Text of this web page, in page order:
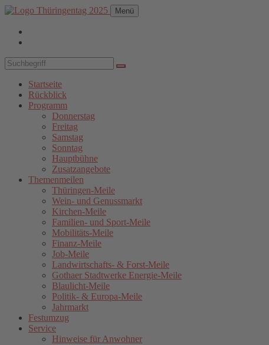
Menü
Startseite
Rückblick
Programm
Donnerstag
Freitag
Samstag
Sonntag
Hauptbühne
Zusatzangebote
Themenmeilen
Thüringen-Meile
Wein- und Genussmarkt
Kirchen-Meile
Familien- und Sport-Meile
Mobilitäts-Meile
Finanz-Meile
Job-Meile
Landwirtschafts- & Forst-Meile
Gothaer Stadtwerke Energie-Meile
Blaulicht-Meile
Politik- & Europa-Meile
Jahrmarkt
Festumzug
Service
Hinweise für Anwohner